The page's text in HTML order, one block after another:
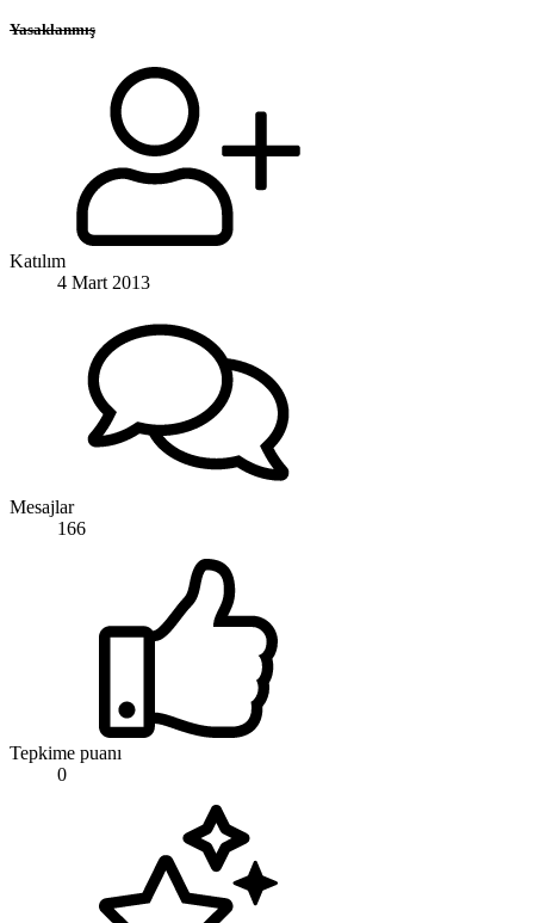
Yasaklanmış
Katılım
4 Mart 2013
Mesajlar
166
Tepkime puanı
0